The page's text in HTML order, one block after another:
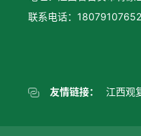
联系电话：18079107652
友情链接： 江西观